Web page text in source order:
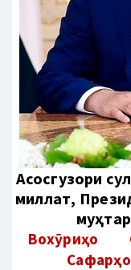
Aсосгузори
миллат,
Вохӯриҳо
Сафарҳо